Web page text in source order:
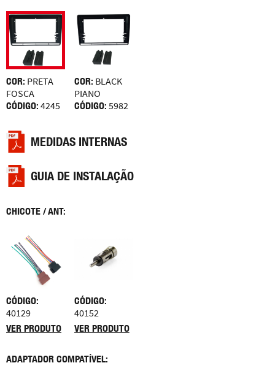
COR: PRETA
FOSCA
CÓDIGO: 4245
COR: BLACK
PIANO
CÓDIGO: 5982
MEDIDAS INTERNAS
GUIA DE INSTALAÇÃO
CHICOTE / ANT:
CÓDIGO:
40129
VER PRODUTO
CÓDIGO:
40152
VER PRODUTO
ADAPTADOR COMPATÍVEL: